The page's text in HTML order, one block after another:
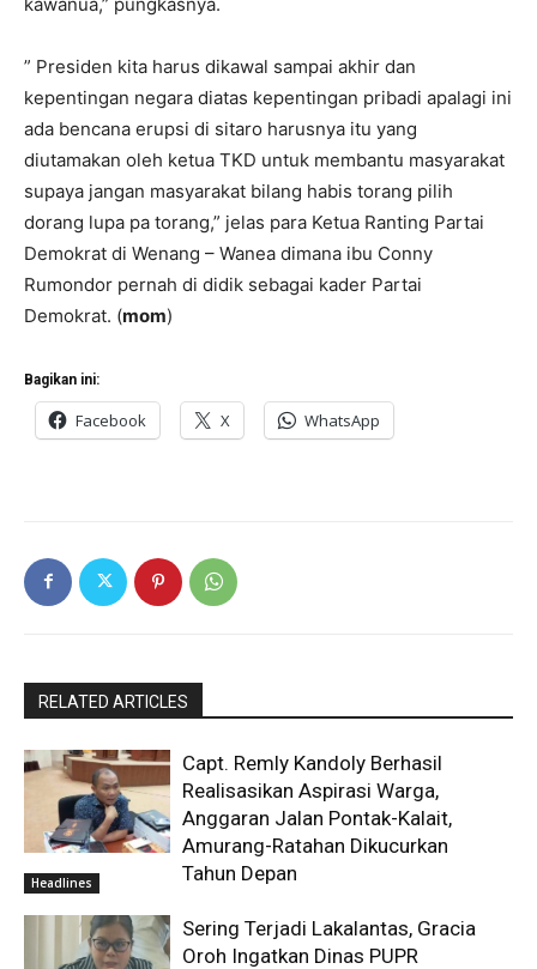
” Presiden kita harus dikawal sampai akhir dan
kepentingan negara diatas kepentingan pribadi apalagi ini
ada bencana erupsi di sitaro harusnya itu yang
diutamakan oleh ketua TKD untuk membantu masyarakat
supaya jangan masyarakat bilang habis torang pilih
dorang lupa pa torang,” jelas para Ketua Ranting Partai
Demokrat di Wenang – Wanea dimana ibu Conny
Rumondor pernah di didik sebagai kader Partai
Demokrat. (mom)
Bagikan ini:
Facebook X WhatsApp
RELATED ARTICLES
Headlines
Capt. Remly Kandoly Berhasil
Realisasikan Aspirasi Warga,
Anggaran Jalan Pontak-Kalait,
Amurang-Ratahan Dikucurkan
Tahun Depan
Sering Terjadi Lakalantas, Gracia
Oroh Ingatkan Dinas PUPR